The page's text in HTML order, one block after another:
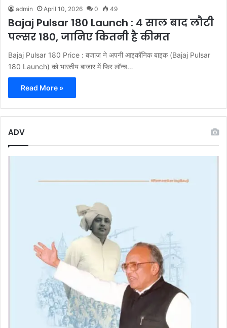
admin April 10, 2026 0 49
Bajaj Pulsar 180 Launch : 4 साल बाद लौटी
पल्सर 180, जानिए कितनी है कीमत
Bajaj Pulsar 180 Price : बजाज ने अपनी आइकॉनिक बाइक (Bajaj Pulsar
180 Launch) को भारतीय बाजार में फिर लॉन्च…
Read More »
ADV